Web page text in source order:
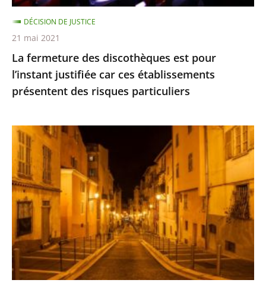
ces
établissements
présentent
des
risques
particuliers
La fermeture des discothèques est pour
l’instant justifiée car ces établissements
présentent des risques particuliers
DÉCISION DE JUSTICE
21 mai 2021
Les
restrictions
de
déplacement
ne
sont
pas
suspendues
pour
les